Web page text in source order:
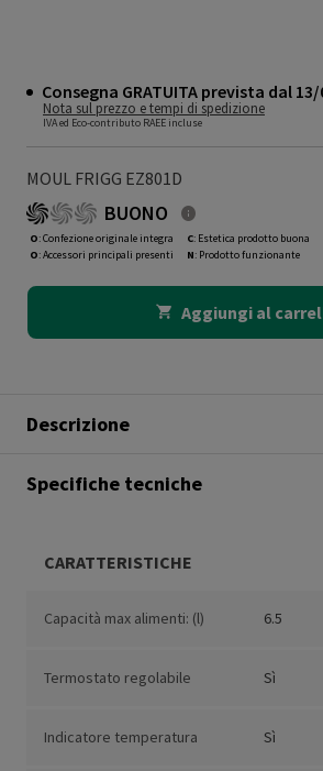
Consegna GRATUITA prevista dal
Nota sul prezzo e tempi di spedizione
IVA ed Eco-contributo RAEE incluse
MOUL FRIGG EZ801D
BUONO
O: Confezione originale integra
O: Accessori principali presenti
C: Estetica prodotto buona
N: Prodotto funzionante
Aggiungi al
Descrizione
Specifiche tecniche
CARATTERISTICHE
Capacità max alimenti: (l) 6.5
Termostato regolabile Sì
Indicatore temperatura Sì